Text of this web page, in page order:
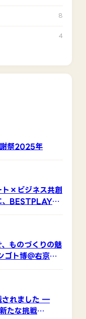
8
4
祭2025年
ト×ビジネス共創
、BESTPLAYが
ものづくりの魅
ゴト博＠右京
されました ―
たな挑戦